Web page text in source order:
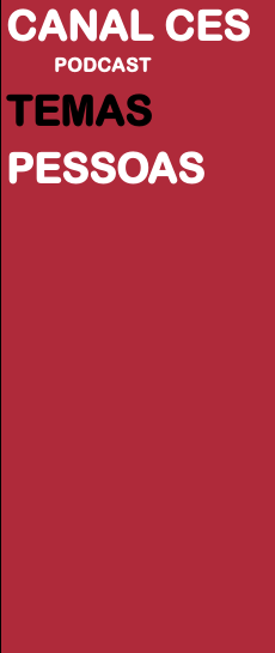
CANAL CES
PODCAST
TEMAS
PESSOAS